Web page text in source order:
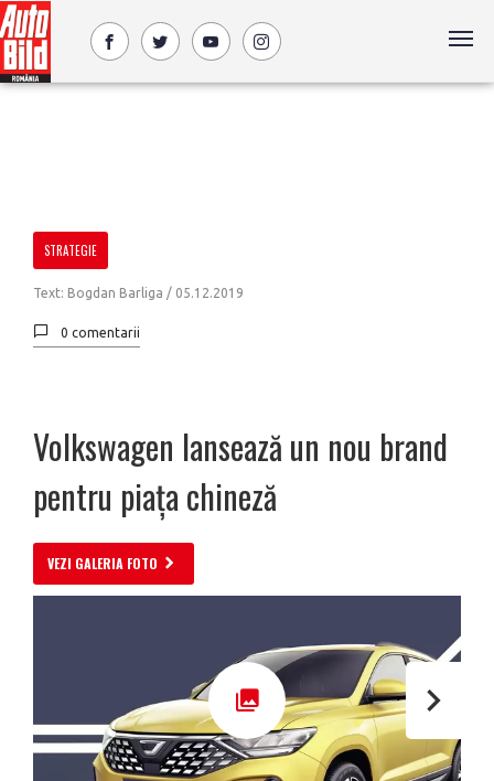
STRATEGIE
Text: Bogdan Barliga / 05.12.2019
0 comentarii
Volkswagen lansează un nou brand
pentru piaţa chineză
VEZI GALERIA FOTO